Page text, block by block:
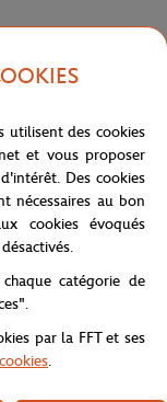
20.00 € 10,00
visage en coton
utilisent des cookies
et vous proposer
Des cookies
nécessaires au bon
cookies évoqués
catégorie de
par la FFT et ses
.